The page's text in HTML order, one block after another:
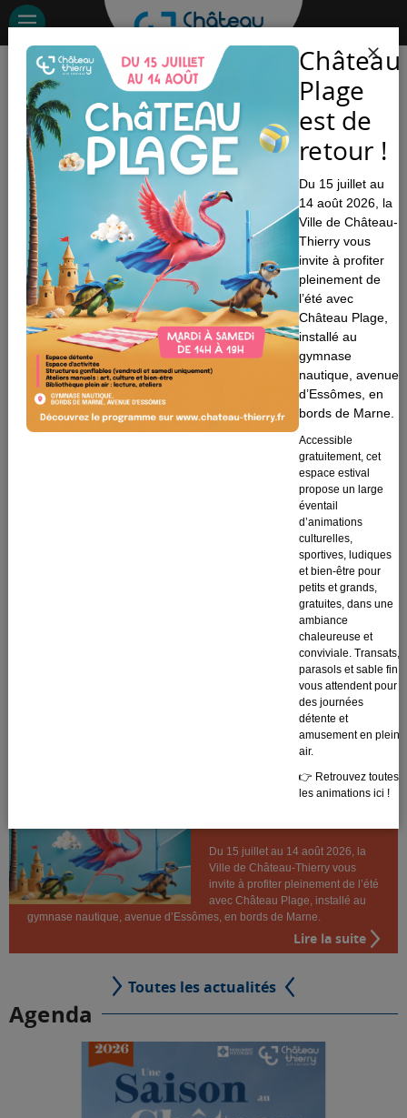
Aller
au
principal
Château-
Thierry
À la une
Saison 2026 du
Château médiéval
Lire la suite
Éclipse solaire
Le mercredi 12 août 2026, la
Ville de Château-Thierry vous
invite à vivre un événement astronomique exceptionnel au château
médiéval.
Lire la suite
Vigilance sécheresse :
préservons ensemble
notre ressource en
Lire la suite
Castel Sport Nature
Lire la suite
Du 15 juillet au 14 août 2026, la
Ville de Château-Thierry vous
invite à profiter pleinement de l’été
avec Château Plage, installé au
gymnase nautique, avenue d’Essômes, en bords de Marne.
Lire la suite
Toutes les actualités
Agenda
Prenez de la hauteur sur la ville et profitez
des nombreuses activités proposées par
le Château médiéval de Château-Thierry !
Château
Plage
est de
retour !
Du 15 juillet au
14 août 2026, la
Ville de Château-
Thierry vous
invite à profiter
pleinement de
l’été avec
Château Plage,
installé au
gymnase
nautique, avenue
d’Essômes, en
bords de Marne.
Accessible
gratuitement, cet
espace estival
propose un large
éventail
d’animations
culturelles,
sportives, ludiques
et bien-être pour
petits et grands,
gratuites, dans une
ambiance
chaleureuse et
conviviale. Transats,
parasols et sable fin
vous attendent pour
des journées
détente et
amusement en plein
air.
👉 Retrouvez toutes
les animations ici !